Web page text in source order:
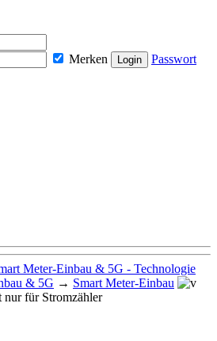
Merken
Passwort
Meter-Einbau & 5G - Technologie
& 5G → Smart Meter-Einbau
für Stromzähler